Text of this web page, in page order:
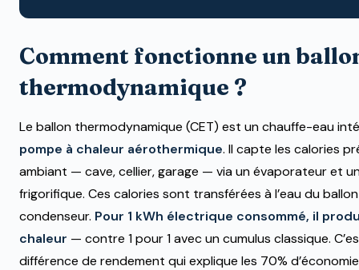
Comment fonctionne un
thermodynamique ?
Le ballon thermodynamique (CET) est un chauffe-eau
pompe à chaleur aérothermique. Il capte les calories
ambiant — cave, cellier, garage — via un évaporateur et
frigorifique. Ces calories sont transférées à l’eau du
condenseur. Pour 1 kWh électrique consommé, il
chaleur — contre 1 pour 1 avec un cumulus classique.
différence de rendement qui explique les 70%